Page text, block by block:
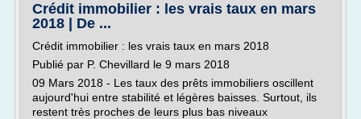
Crédit immobilier : les vrais taux en mars
2018 | De ...
Crédit immobilier : les vrais taux en mars 2018
Publié par P. Chevillard le 9 mars 2018
09 Mars 2018 - Les taux des prêts immobiliers oscillent
aujourd'hui entre stabilité et légères baisses. Surtout, ils
restent très proches de leurs plus bas niveaux